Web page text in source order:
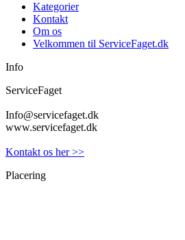
Kategorier
Kontakt
Om os
Velkommen til ServiceFaget.dk
Info
ServiceFaget
Info@servicefaget.dk
www.servicefaget.dk
Kontakt os her >>
Placering